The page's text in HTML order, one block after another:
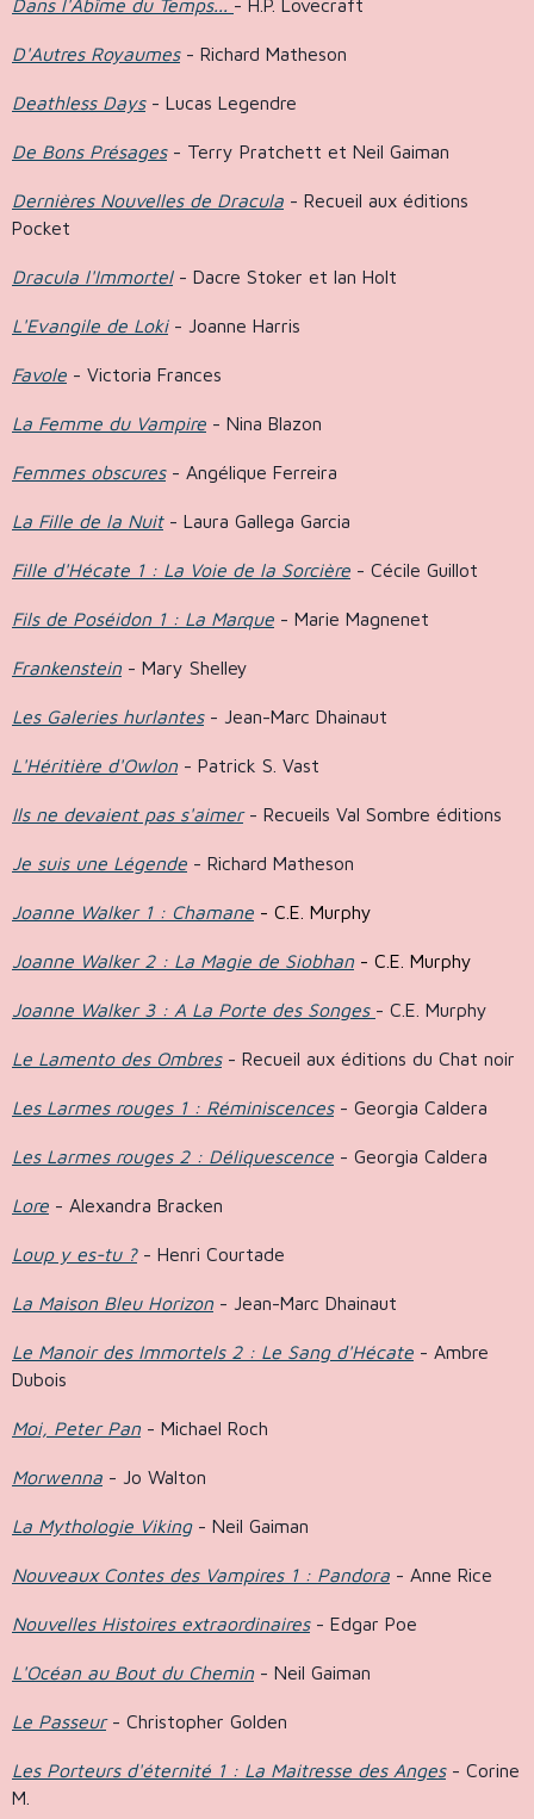
Dans l'Abîme du Temps... - H.P. Lovecraft
D'Autres Royaumes- Richard Matheson
Deathless Days- Lucas Legendre
De Bons Présages- Terry Pratchett et Neil Gaiman
Dernières Nouvelles de Dracula - Recueil aux éditions
Pocket
Dracula l'Immortel- Dacre Stoker et Ian Holt
L'Evangile de Loki- Joanne Harris
Favole - Victoria Frances
La Femme du Vampire - Nina Blazon
Femmes obscures- Angélique Ferreira
La Fille de la Nuit- Laura Gallega Garcia
Fille d'Hécate 1 : La Voie de la Sorcière - Cécile Guillot
Fils de Poséidon 1 : La Marque - Marie Magnenet
Frankenstein - Mary Shelley
Les Galeries hurlantes- Jean-Marc Dhainaut
L'Héritière d'Owlon - Patrick S. Vast
Ils ne devaient pas s'aimer- Recueils Val Sombre éditions
Je suis une Légende - Richard Matheson
Joanne Walker 1 : Chamane - C.E. Murphy
Joanne Walker 2 : La Magie de Siobhan - C.E. Murphy
Joanne Walker 3 : A La Porte des Songes - C.E. Murphy
Le Lamento des Ombres- Recueil aux éditions du Chat noir
Les Larmes rouges 1 : Réminiscences- Georgia Caldera
Les Larmes rouges 2 : Déliquescence - Georgia Caldera
Lore - Alexandra Bracken
Loup y es-tu ?- Henri Courtade
La Maison Bleu Horizon - Jean-Marc Dhainaut
Le Manoir des Immortels 2 : Le Sang d'Hécate - Ambre
Dubois
Moi, Peter Pan - Michael Roch
Morwenna - Jo Walton
La Mythologie Viking- Neil Gaiman
Nouveaux Contes des Vampires 1 : Pandora - Anne Rice
Nouvelles Histoires extraordinaires- Edgar Poe
L'Océan au Bout du Chemin - Neil Gaiman
Le Passeur- Christopher Golden
Les Porteurs d'éternité 1 : La Maitresse des Anges- Corine
M.